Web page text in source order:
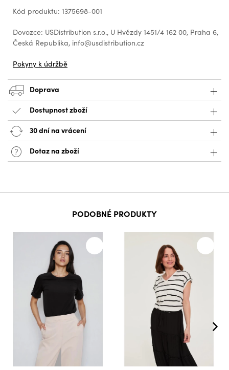
Kód produktu: 1375698-001
Dovozce: USDistribution s.r.o., U Hvězdy 1451/4 162 00, Praha 6,
Česká Republika, info@usdistribution.cz
Pokyny k údržbě
Doprava
Dostupnost zboží
30 dní na vrácení
Dotaz na zboží
PODOBNÉ PRODUKTY